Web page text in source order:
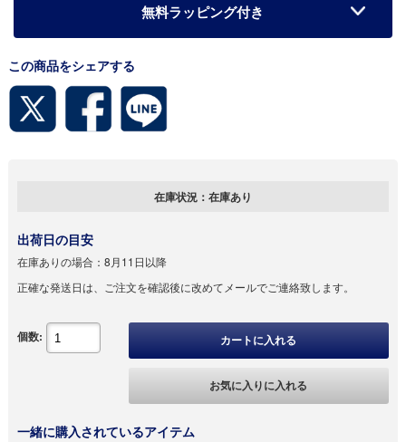
無料ラッピング付き
この商品をシェアする
在庫状況： 在庫あり
出荷日の目安
在庫ありの場合： 8月11日以降
正確な発送日は、ご注文を確認後に改めてメールでご連絡致します。
個数: カートに入れる
お気に入りに入れる
一緒に購入されているアイテム